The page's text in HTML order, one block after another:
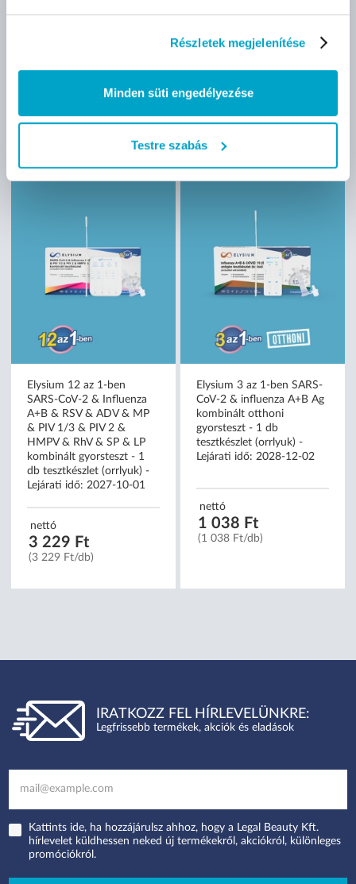
Részletek megjelenítése
Minden süti engedélyezése
Testre szabás
(562 Ft/db)
Mennyiség:
(1 610 Ft/db)
Elysium 12 az 1-ben
SARS-CoV-2 & Influenza
A+B & RSV & ADV & MP
& PIV 1/3 & PIV 2 &
HMPV & RhV & SP & LP
kombinált gyorsteszt - 1
db tesztkészlet (orrlyuk) -
Lejárati idő: 2027-10-01
nettó
3 229 Ft
(3 229 Ft/db)
Elysium 3 az 1-ben SARS-
CoV-2 & influenza A+B Ag
kombinált otthoni
gyorsteszt - 1 db
tesztkészlet (orrlyuk) -
Lejárati idő: 2028-12-02
nettó
1 038 Ft
(1 038 Ft/db)
IRATKOZZ FEL HÍRLEVELÜNKRE:
Legfrissebb termékek, akciók és eladások
Kattints ide, ha hozzájárulsz ahhoz, hogy a Legal Beauty Kft.
hírlevelet küldhessen neked új termékekről, akciókról, különleges
promóciókról.